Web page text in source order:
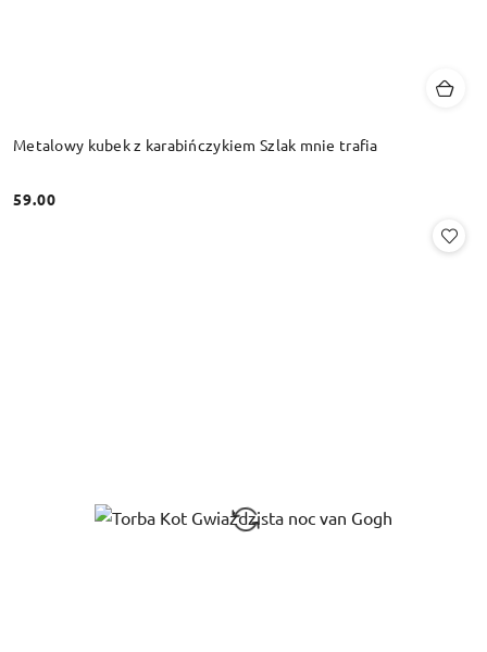
Metalowy kubek z karabińczykiem Szlak mnie trafia
Cena:
59.00